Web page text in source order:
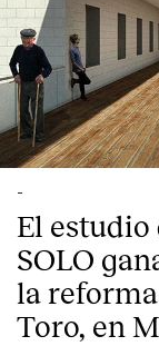
English
-
El estudio
SOLO
la
Toro, en